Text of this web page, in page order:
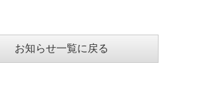
お知らせ一覧に戻る